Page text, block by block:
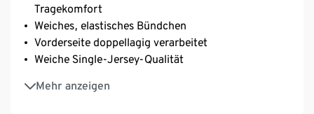
Tragekomfort
Weiches, elastisches Bündchen
Vorderseite doppellagig verarbeitet
Weiche Single-Jersey-Qualität
Mehr anzeigen
Waschbar bei 60 °C